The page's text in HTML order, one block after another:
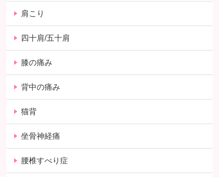
肩こり
四十肩/五十肩
膝の痛み
背中の痛み
猫背
坐骨神経痛
腰椎すべり症